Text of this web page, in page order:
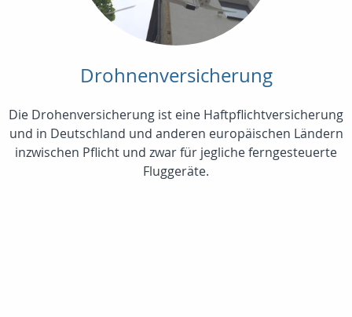
Drohnenversicherung
Die Drohenversicherung ist eine Haftpflichtversicherung
und in Deutschland und anderen europäischen Ländern
inzwischen Pflicht und zwar für jegliche ferngesteuerte
Fluggeräte.